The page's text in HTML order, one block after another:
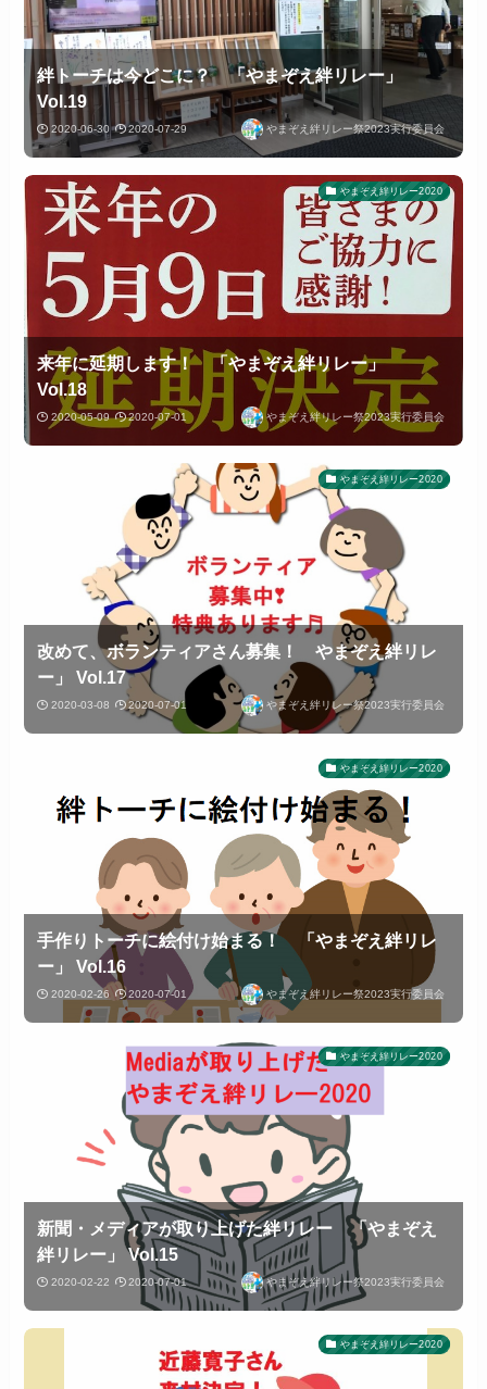
絆トーチは今どこに？ 「やまぞえ絆リレー」
Vol.19
2020-06-30 2020-07-29 やまぞえ絆リレー祭2023実行委員会
やまぞえ絆リレー2020
来年に延期します！ 「やまぞえ絆リレー」
Vol.18
2020-05-09 2020-07-01 やまぞえ絆リレー祭2023実行委員会
やまぞえ絆リレー2020
改めて、ボランティアさん募集！ やまぞえ絆リレ
ー」 Vol.17
2020-03-08 2020-07-01 やまぞえ絆リレー祭2023実行委員会
やまぞえ絆リレー2020
手作りトーチに絵付け始まる！ 「やまぞえ絆リレ
ー」 Vol.16
2020-02-26 2020-07-01 やまぞえ絆リレー祭2023実行委員会
やまぞえ絆リレー2020
新聞・メディアが取り上げた絆リレー 「やまぞえ
絆リレー」 Vol.15
2020-02-22 2020-07-01 やまぞえ絆リレー祭2023実行委員会
やまぞえ絆リレー2020